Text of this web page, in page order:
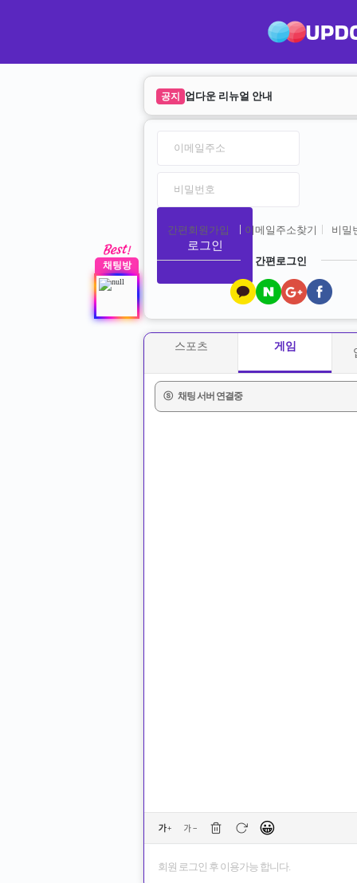
[공지] 2023년 1월 13일 업데이트 안내
공지 업다운 리뉴얼 안내
로그인
간편회원가입 이메일주소찾기 비밀
간편로그인
스포츠 게임
ⓢ 채팅 서버 연결중
😀
회원 로그인 후 이용가능 합니다.
채팅방